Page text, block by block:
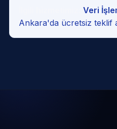
Veri
Ankara'da ücretsiz teklif